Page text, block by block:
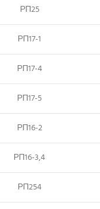
РП25
РП17-1
РП17-4
РП17-5
РП16-2
РП16-3,4
РП254